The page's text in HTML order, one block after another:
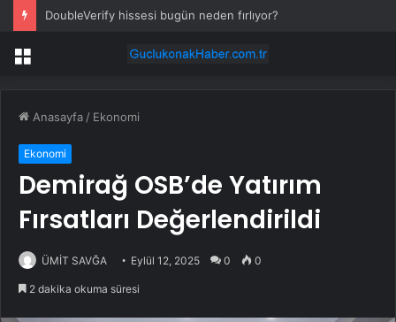
DoubleVerify hissesi bugün neden fırlıyor?
Menü
Anasayfa / Ekonomi
Ekonomi
Demirağ OSB’de Yatırım
Fırsatları Değerlendirildi
ÜMİT SAVĞA Eylül 12, 2025 0 0
2 dakika okuma süresi